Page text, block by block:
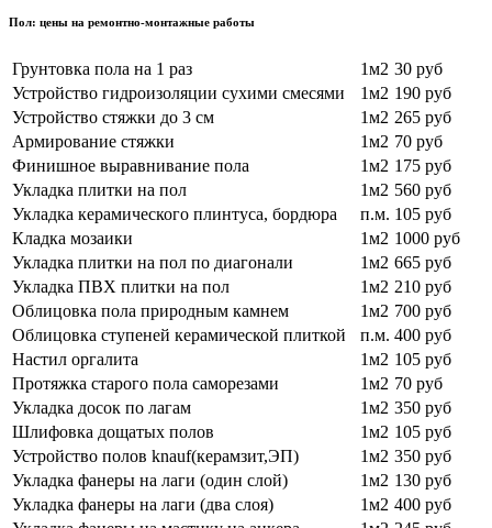
Пол: цены на ремонтно-монтажные работы
Грунтовка пола на 1 раз 1м2 30 руб
Устройство гидроизоляции сухими смесями
1м2 190 руб
Устройство стяжки до 3 см
1м2 265 руб
Армирование стяжки
1м2 70 руб
Финишное выравнивание пола
1м2 175 руб
Укладка плитки на пол
1м2 560 руб
Укладка керамического плинтуса, бордюра
п.м. 105 руб
Кладка мозаики
1м2 1000 руб
Укладка плитки на пол по диагонали
1м2 665 руб
Укладка ПВХ плитки на пол
1м2 210 руб
Облицовка пола природным камнем
1м2 700 руб
Облицовка ступеней керамической плиткой
п.м. 400 руб
Настил оргалита
1м2 105 руб
Протяжка старого пола саморезами
1м2 70 руб
Укладка досок по лагам
1м2 350 руб
Шлифовка дощатых полов
1м2 105 руб
Устройство полов knauf(керамзит,ЭП)
1м2 350 руб
Укладка фанеры на лаги (один слой)
1м2 130 руб
Укладка фанеры на лаги (два слоя)
1м2 400 руб